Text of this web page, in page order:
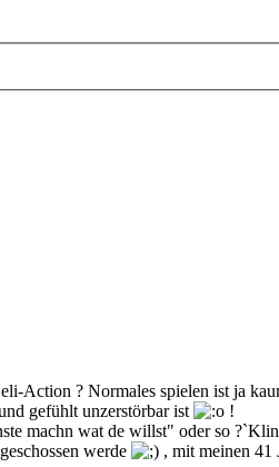
Action ? Normales spielen ist ja
gefühlt unzerstörbar ist
!
machn wat de willst" oder so
werde
, mit meinen 41